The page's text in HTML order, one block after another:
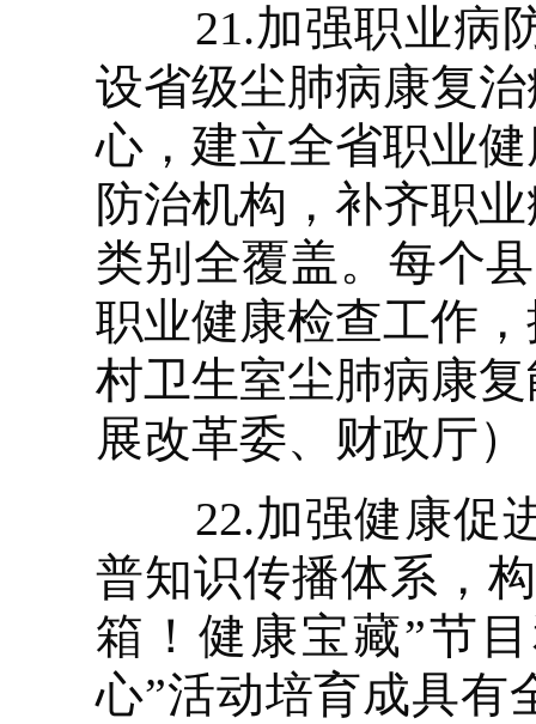
21.加强职业病防
设省级尘肺病康复
心，建立全省职业
防治机构，补齐职
类别全覆盖。每个
职业健康检查工作
村卫生室尘肺病康
展改革委、财政厅）
22.加强健康促进
普知识传播体系，
箱！健康宝藏”节
心”活动培育成具有